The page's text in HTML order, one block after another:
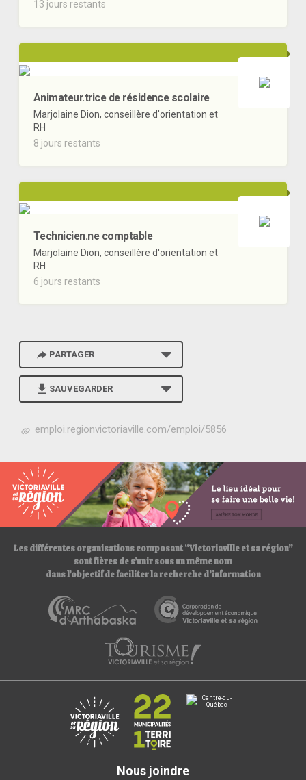
13 jours restants
Animateur.trice de résidence scolaire
Marjolaine Dion, conseillère d'orientation et
RH
8 jours restants
Technicien.ne comptable
Marjolaine Dion, conseillère d'orientation et
RH
6 jours restants
PARTAGER
SAUVEGARDER
h
p
s
:
/
/
emploi.regionvictoriaville.com/emploi/5856
Les différentes organisations composant “Victoriaville et sa région”
sont fières de s’unir sous un même nom
dans l’objectif de faciliter la recherche d’information
Nous joindre